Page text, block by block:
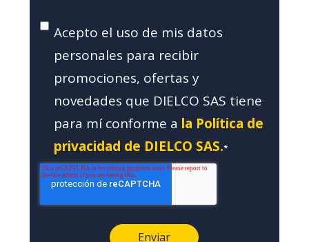
Acepto el uso de mis datos
personales para recibir
promociones, ofertas y
novedades que DIELCO SAS tiene
para mí conforme a la Política de
privacidad de DIELCO SAS.*